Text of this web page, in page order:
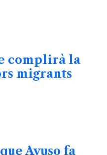
complirà la
migrants
Ayuso fa